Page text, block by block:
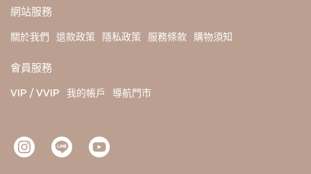
網站服務
關於我們 退款政策 隱私政策 服務條款 購物須知
會員服務
VIP / VVIP 我的帳戶 導航門市